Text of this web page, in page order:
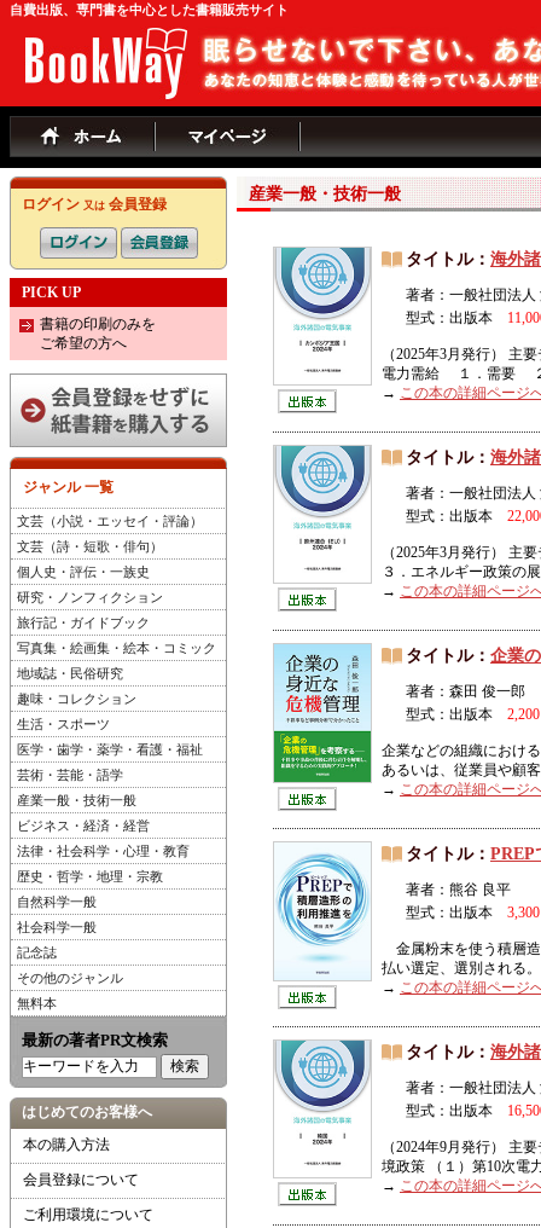
自費出版、専門書を中心とした書籍販売サイト
ログイン 又は 会員登録
PICK UP
書籍の印刷のみを
ご希望の方へ
ジャンル 一覧
文芸（小説・エッセイ・評論）
文芸（詩・短歌・俳句）
個人史・評伝・一族史
研究・ノンフィクション
旅行記・ガイドブック
写真集・絵画集・絵本・コミック
地域誌・民俗研究
趣味・コレクション
生活・スポーツ
医学・歯学・薬学・看護・福祉
芸術・芸能・語学
産業一般・技術一般
ビジネス・経済・経営
法律・社会科学・心理・教育
歴史・哲学・地理・宗教
自然科学一般
社会科学一般
記念誌
その他のジャンル
無料本
最新の著者PR文検索
はじめてのお客様へ
本の購入方法
会員登録について
ご利用環境について
産業一般・技術一般
タイトル： 海外
著者：一般社団法人
型式：出版本
（2025年3月発行）
電力需給 １．需要
→ この本の詳細ページ
タイトル： 海外
著者：一般社団法人
型式：出版本
（2025年3月発行）
３．エネルギー政策
→ この本の詳細ページ
タイトル： 企業
著者：森田 俊一郎
型式：出版本
企業などの組織におけ
あるいは、従業員や顧
→ この本の詳細ページ
タイトル： PREP
著者：熊谷 良平
型式：出版本
金属粉末を使う積層
払い選定、選別される
→ この本の詳細ページ
タイトル： 海外
著者：一般社団法人
型式：出版本
（2024年9月発行） 主
境政策 （１）第10次電
→ この本の詳細ページ